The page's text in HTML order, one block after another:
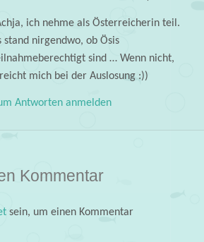
ich nehme als Österreicherin teil.
stand nirgendwo, ob Ösis
sind … Wenn nicht,
mich bei der Auslosung :))
Antworten anmelden
Kommentar
sein, um einen Kommentar